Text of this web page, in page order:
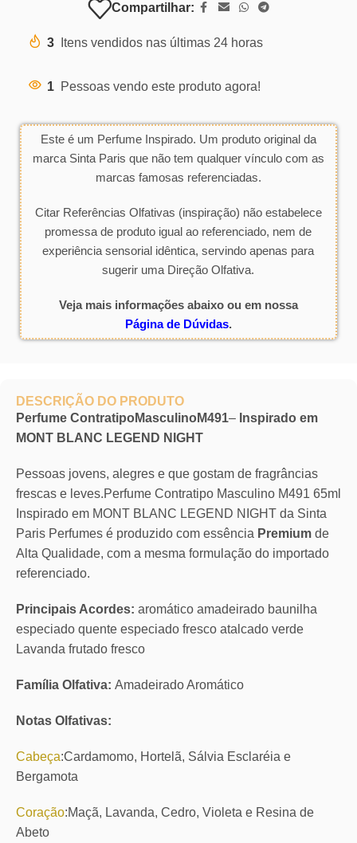
Compartilhar:
3 Itens vendidos nas últimas 24 horas
1 Pessoas vendo este produto agora!
Este é um Perfume Inspirado. Um produto original da
marca Sinta Paris que não tem qualquer vínculo com as
marcas famosas referenciadas.
Citar Referências Olfativas (inspiração) não estabelece
promessa de produto igual ao referenciado, nem de
experiência sensorial idêntica, servindo apenas para
sugerir uma Direção Olfativa.
Veja mais informações abaixo ou em nossa
Página de Dúvidas.
DESCRIÇÃO DO PRODUTO
Perfume ContratipoMasculinoM491– Inspirado em
MONT BLANC LEGEND NIGHT
Pessoas jovens, alegres e que gostam de fragrâncias
frescas e leves.Perfume Contratipo Masculino M491 65ml
Inspirado em MONT BLANC LEGEND NIGHT da Sinta
Paris Perfumes é produzido com essência Premium de
Alta Qualidade, com a mesma formulação do importado
referenciado.
Principais Acordes: aromático amadeirado baunilha
especiado quente especiado fresco atalcado verde
Lavanda frutado fresco
Família Olfativa: Amadeirado Aromático
Notas Olfativas:
Cabeça:Cardamomo, Hortelã, Sálvia Esclaréia e
Bergamota
Coração:Maçã, Lavanda, Cedro, Violeta e Resina de
Abeto